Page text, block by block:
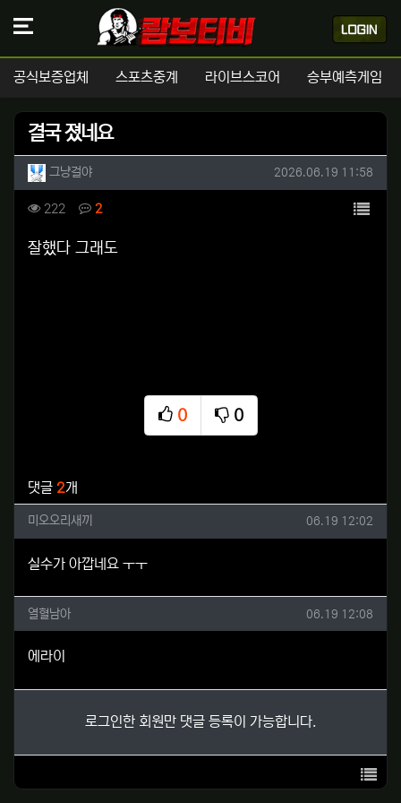
공식보증업체 스포츠중계 라이브스코어 승부예측게임
결국 졌네요
작성자 정보
그냥걸야작성 작성일
2026.06.19 11:58
컨텐츠 정보
222 조회 2댓글 목록
본문
잘했다 그래도
0
추천
0
비추천
댓글 2개
미오오리새끼님의 댓글
미오오리새끼 작성일
06.19 12:02
실수가 아깝네요 ㅜㅜ
열혈남아님의 댓글
열혈남아 작성일
06.19 12:08
에라이
로그인한 회원만 댓글 등록이 가능합니다.
목록